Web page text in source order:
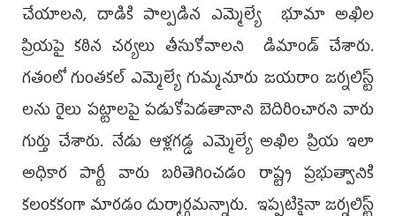
చేయాలని, దాడికి పాల్ప‌డిన ఎమ్మెల్యే భూమా అఖిల
ప్రియపై కఠిన చర్యలు తీసుకోవాలని డిమాండ్ చేశారు.
గతంలో గుంతకల్ ఎమ్మెల్యే గుమ్మనూరు జయరాం జర్నలిస్ట్
లను రైలు పట్టాలపై పడుకోపెడతానాని బెదిరించార‌ని వారు
గుర్తు చేశారు. నేడు ఆళ్లగడ్డ ఎమ్మెల్యే అఖిల ప్రియ ఇలా
అధికార పార్టీ వారు బరితెగించడం రాష్ట్ర ప్రభుత్వానికి
కలంకకంగా మారడం దుర్మార్గ‌మ‌న్నారు. ఇప్పటికైనా జర్నలిస్ట్